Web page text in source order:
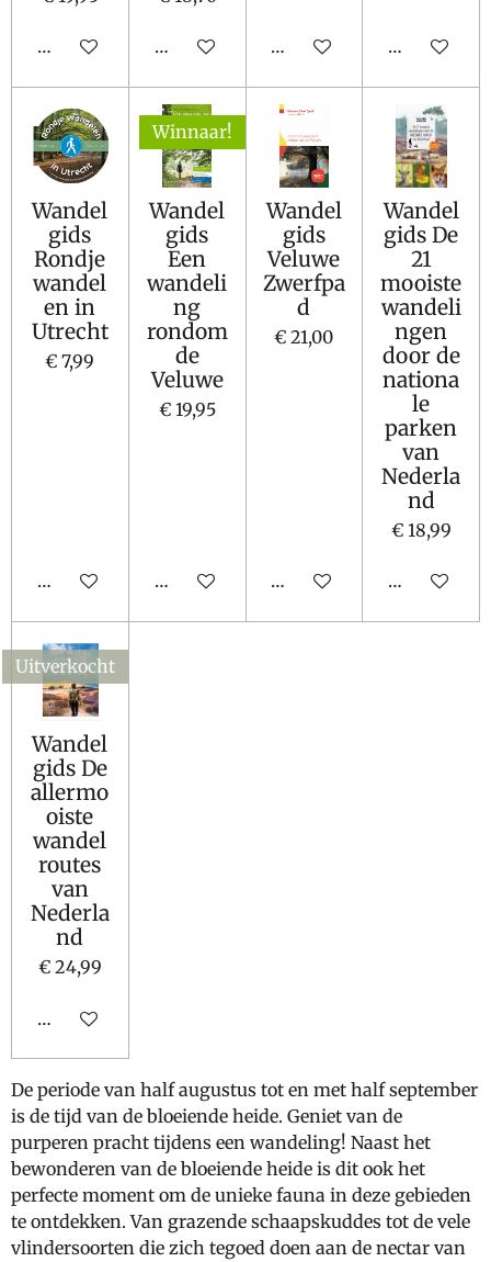
In winkelwagenHoud mij op de hoogteIn winkelwagen
In
Wandel
gids
Rondje
wandel
en in
Utrecht
€ 7,99
In winkelwagen
Winnaar!
Wandel
gids
Een
wandeli
ng
rondom
de
Veluwe
€ 19,95
Houd mij op de hoogte
Wandel
gids
Veluwe
Zwerfpa
d
€ 21,00
In winkelwagen
Wandel
gids De
21
mooiste
wandeli
ngen
door de
nationa
le
parken
van
Nederla
nd
€ 18,99
In
Uitverkocht
Wandel
gids De
allermo
oiste
wandel
routes
van
Nederla
nd
€ 24,99
Houd mij op de hoogte
De periode van half augustus tot en met half september
is de tijd van de bloeiende heide. Geniet van de
purperen pracht tijdens een wandeling! Naast het
bewonderen van de bloeiende heide is dit ook het
perfecte moment om de unieke fauna in deze gebieden
te ontdekken. Van grazende schaapskuddes tot de vele
vlindersoorten die zich tegoed doen aan de nectar van